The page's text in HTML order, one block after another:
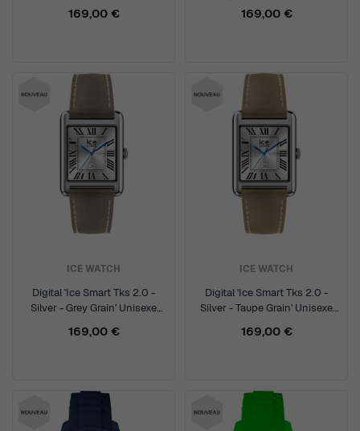
169,00 € 169,00 €
ICE WATCH
Digital 'Ice Smart Tks 2.0 -
Silver - Grey Grain' Unisexe
169,00 €
ICE WATCH
Digital 'Ice Smart Tks 2.0 -
Silver - Taupe Grain' Unisexe
169,00 €